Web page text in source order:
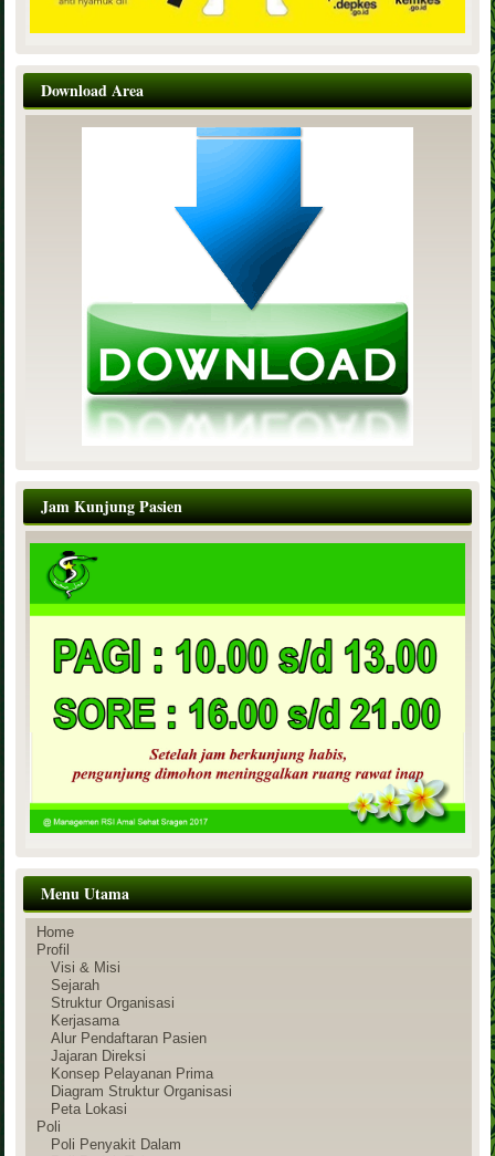
Download Area
Jam Kunjung Pasien
Menu Utama
Home
Profil
Visi & Misi
Sejarah
Struktur Organisasi
Kerjasama
Alur Pendaftaran Pasien
Jajaran Direksi
Konsep Pelayanan Prima
Diagram Struktur Organisasi
Peta Lokasi
Poli
Poli Penyakit Dalam